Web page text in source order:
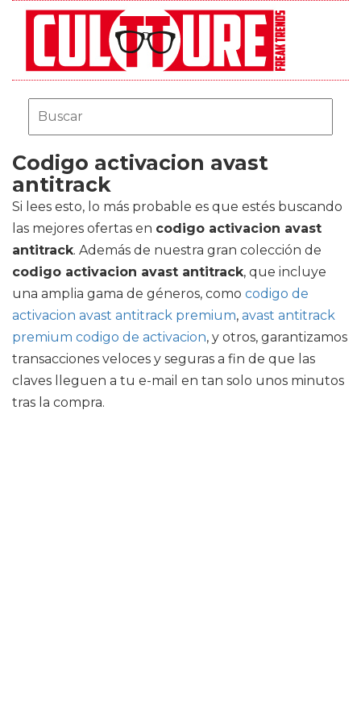
Codigo activacion avast
antitrack
Si lees esto, lo más probable es que estés buscando
las mejores ofertas en codigo activacion avast
antitrack. Además de nuestra gran colección de
codigo activacion avast antitrack, que incluye
una amplia gama de géneros, como codigo de
activacion avast antitrack premium, avast antitrack
premium codigo de activacion, y otros, garantizamos
transacciones veloces y seguras a fin de que las
claves lleguen a tu e-mail en tan solo unos minutos
tras la compra.